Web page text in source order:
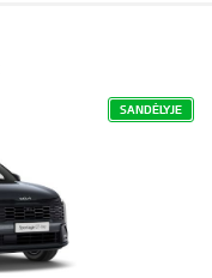
SANDĖLYJE